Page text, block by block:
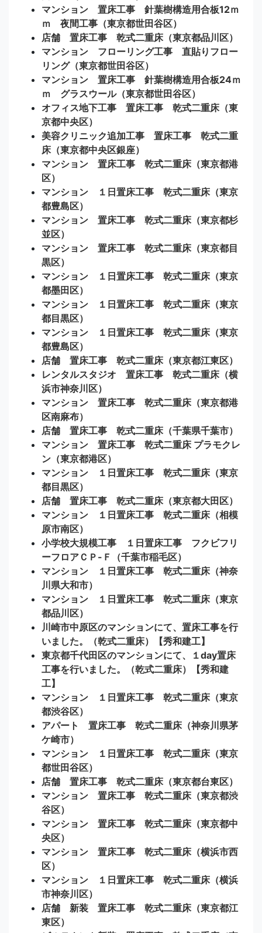
マンション 置床工事 針葉樹構造用合板12ｍ
ｍ 夜間工事（東京都世田谷区）
店舗 置床工事 乾式二重床（東京都品川区）
マンション フローリング工事 直貼りフロー
リング（東京都世田谷区）
マンション 置床工事 針葉樹構造用合板24ｍ
ｍ グラスウール（東京都世田谷区）
オフィス地下工事 置床工事 乾式二重床（東
京都中央区）
美容クリニック追加工事 置床工事 乾式二重
床（東京都中央区銀座）
マンション 置床工事 乾式二重床（東京都港
区）
マンション １日置床工事 乾式二重床（東京
都豊島区）
マンション 置床工事 乾式二重床（東京都杉
並区）
マンション 置床工事 乾式二重床（東京都目
黒区）
マンション １日置床工事 乾式二重床（東京
都墨田区）
マンション １日置床工事 乾式二重床（東京
都目黒区）
マンション １日置床工事 乾式二重床（東京
都豊島区）
店舗 置床工事 乾式二重床（東京都江東区）
レンタルスタジオ 置床工事 乾式二重床（横
浜市神奈川区）
マンション 置床工事 乾式二重床（東京都港
区南麻布）
店舗 置床工事 乾式二重床（千葉県千葉市）
マンション 置床工事 乾式二重床 プラモクレ
ン（東京都港区）
マンション １日置床工事 乾式二重床（東京
都目黒区）
店舗 置床工事 乾式二重床（東京都大田区）
マンション １日置床工事 乾式二重床（相模
原市南区）
小学校大規模工事 １日置床工事 フクビフリ
ーフロアＣＰ-Ｆ（千葉市稲毛区）
マンション １日置床工事 乾式二重床（神奈
川県大和市）
マンション １日置床工事 乾式二重床（東京
都品川区）
川崎市中原区のマンションにて、置床工事を行
いました。（乾式二重床）【秀和建工】
東京都千代田区のマンションにて、１day置床
工事を行いました。（乾式二重床）【秀和建
工】
マンション １日置床工事 乾式二重床（東京
都渋谷区）
アパート 置床工事 乾式二重床（神奈川県茅
ケ崎市）
マンション １日置床工事 乾式二重床（東京
都世田谷区）
店舗 置床工事 乾式二重床（東京都台東区）
マンション 置床工事 乾式二重床（東京都渋
谷区）
マンション 置床工事 乾式二重床（東京都中
央区）
マンション 置床工事 乾式二重床（横浜市西
区）
マンション １日置床工事 乾式二重床（横浜
市神奈川区）
店舗 新装 置床工事 乾式二重床（東京都江
東区）